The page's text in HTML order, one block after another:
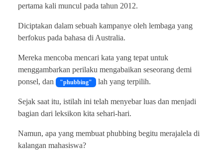
pertama kali muncul pada tahun 2012.
Diciptakan dalam sebuah kampanye oleh lembaga yang
berfokus pada bahasa di Australia.
Mereka mencoba mencari kata yang tepat untuk
menggambarkan perilaku mengabaikan seseorang demi
ponsel, dan
"phubbing" lah yang terpilih.
Sejak saat itu, istilah ini telah menyebar luas dan menjadi
bagian dari leksikon kita sehari-hari.
Namun, apa yang membuat phubbing begitu merajalela di
kalangan mahasiswa?